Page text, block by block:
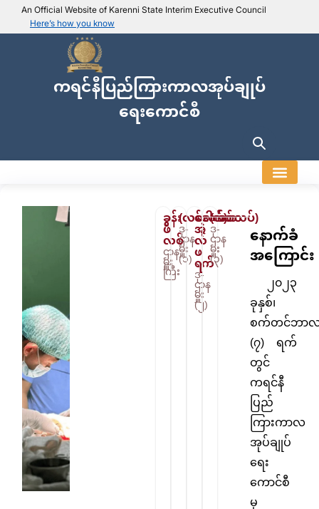
An Official Website of Karenni State Interim Executive Council
Here’s how you know
IEC official website links
Usually end with .ieckarenni.org
Trusted websites
Secure websites use HTTPS
or a URL starting with
ကရင်နီပြည်ကြားကာလအုပ်ချုပ်
ရေးကောင်စီ
ခွန်း
ဖိ
လစ်
ဌာန
မှူး
ကြီး
(လစ်လပ်)
ဒု-
ဌာန
မှူး
(၁)
ဒေါက်တာ
အဲ
လ်
ဖ
ရက်
ဒု-
ဌာန
မှူး
(၂)
(လစ်လပ်)
ဒု-
ဌာန
မှူး
(၃)
နောက်ခံ
အကြောင်း
၂၀၂၃
ခုနှစ်၊
စက်တင်ဘာ
(၇) ရက်
တွင်
ကရင်နီ
ပြည်
ကြားကာလ
အုပ်ချုပ်
ရေး
ကောင်စီ
မှ